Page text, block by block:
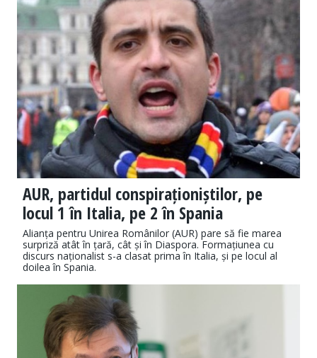
AUR, partidul conspiraționiștilor, pe
locul 1 în Italia, pe 2 în Spania
Alianța pentru Unirea Românilor (AUR) pare să fie marea
surpriză atât în țară, cât și în Diaspora. Formațiunea cu
discurs naționalist s-a clasat prima în Italia, și pe locul al
doilea în Spania.